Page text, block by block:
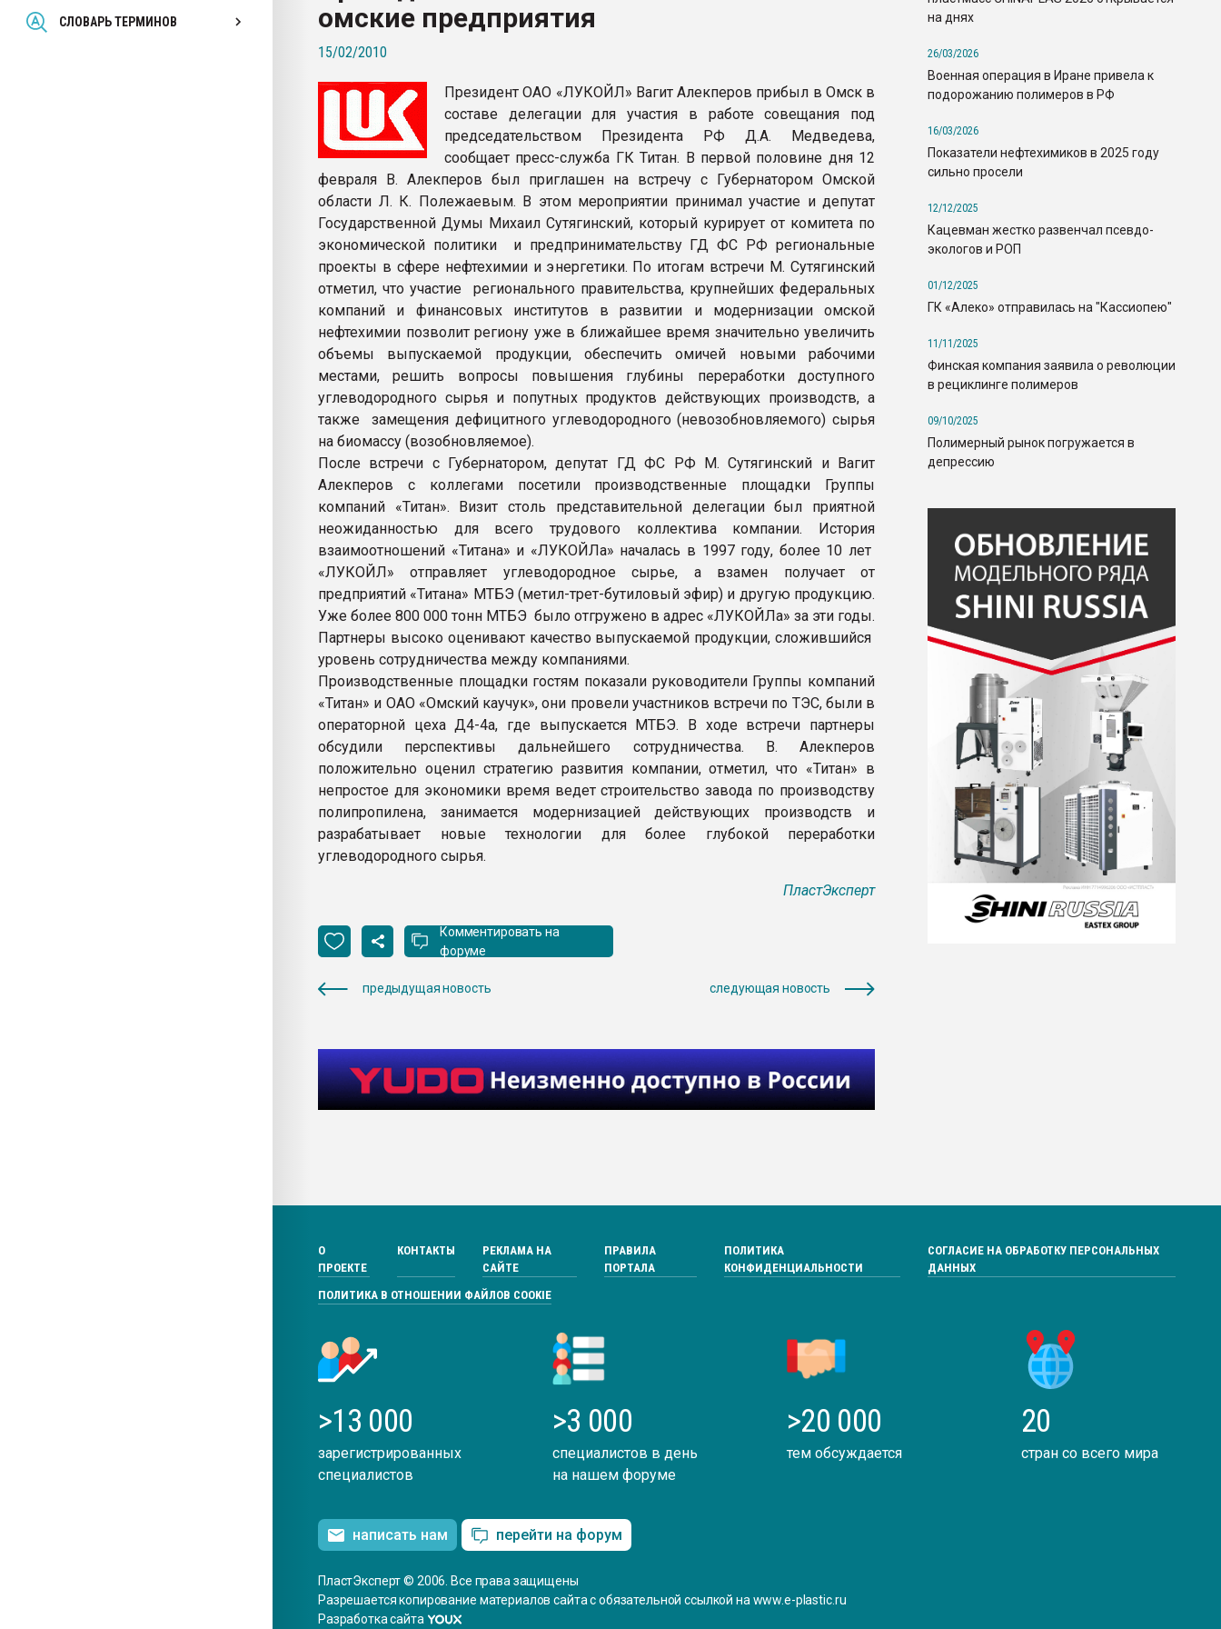
СЛОВАРЬ ТЕРМИНОВ
Всё, что касается выдува ПЭТ
бутылок
ПЕРЕЙТИ НА ФОРУМ
омские предприятия
15/02/2010
Президент ОАО «ЛУКОЙЛ» Вагит Алекперов прибыл в Омск в
составе делегации для участия в работе совещания под
председательством Президента РФ Д.А. Медведева,
сообщает пресс-служба ГК Титан. В первой половине дня 12
февраля В. Алекперов был приглашен на встречу с Губернатором Омской
области Л. К. Полежаевым. В этом мероприятии принимал участие и депутат
Государственной Думы Михаил Сутягинский, который курирует от комитета по
экономической политики и предпринимательству ГД ФС РФ региональные
проекты в сфере нефтехимии и энергетики. По итогам встречи М. Сутягинский
отметил, что участие регионального правительства, крупнейших федеральных
компаний и финансовых институтов в развитии и модернизации омской
нефтехимии позволит региону уже в ближайшее время значительно увеличить
объемы выпускаемой продукции, обеспечить омичей новыми рабочими
местами, решить вопросы повышения глубины переработки доступного
углеводородного сырья и попутных продуктов действующих производств, а
также замещения дефицитного углеводородного (невозобновляемого) сырья
на биомассу (возобновляемое).
После встречи с Губернатором, депутат ГД ФС РФ М. Сутягинский и Вагит
Алекперов с коллегами посетили производственные площадки Группы
компаний «Титан». Визит столь представительной делегации был приятной
неожиданностью для всего трудового коллектива компании. История
взаимоотношений «Титана» и «ЛУКОЙЛа» началась в 1997 году, более 10 лет
«ЛУКОЙЛ» отправляет углеводородное сырье, а взамен получает от
предприятий «Титана» МТБЭ (метил-трет-бутиловый эфир) и другую продукцию.
Уже более 800 000 тонн МТБЭ было отгружено в адрес «ЛУКОЙЛа» за эти годы.
Партнеры высоко оценивают качество выпускаемой продукции, сложившийся
уровень сотрудничества между компаниями.
Производственные площадки гостям показали руководители Группы компаний
«Титан» и ОАО «Омский каучук», они провели участников встречи по ТЭС, были в
операторной цеха Д4-4а, где выпускается МТБЭ. В ходе встречи партнеры
обсудили перспективы дальнейшего сотрудничества. В. Алекперов
положительно оценил стратегию развития компании, отметил, что «Титан» в
непростое для экономики время ведет строительство завода по производству
полипропилена, занимается модернизацией действующих производств и
разрабатывает новые технологии для более глубокой переработки
углеводородного сырья.
ПластЭксперт
Комментировать на
форуме
предыдущая новость следующая новость
на днях
26/03/2026
Военная операция в Иране привела к
подорожанию полимеров в РФ
16/03/2026
Показатели нефтехимиков в 2025 году
сильно просели
12/12/2025
Кацевман жестко развенчал псевдо-
экологов и РОП
01/12/2025
ГК «Алеко» отправилась на "Кассиопею"
11/11/2025
Финская компания заявила о революции
в рециклинге полимеров
09/10/2025
Полимерный рынок погружается в
депрессию
О
ПРОЕКТЕ
КОНТАКТЫ
РЕКЛАМА НА
САЙТЕ
ПРАВИЛА
ПОРТАЛА
ПОЛИТИКА
КОНФИДЕНЦИАЛЬНОСТИ
СОГЛАСИЕ НА ОБРАБОТКУ ПЕРСОНАЛЬНЫХ
ДАННЫХ
ПОЛИТИКА В ОТНОШЕНИИ ФАЙЛОВ COOKIE
>13 000
зарегистрированных
специалистов
>3 000
специалистов в день
на нашем форуме
>20 000
тем обсуждается
20
стран со всего мира
написать нам перейти на форум
ПластЭксперт © 2006. Все права защищены
Разрешается копирование материалов сайта с обязательной ссылкой на www.e-plastic.ru
Разработка сайта